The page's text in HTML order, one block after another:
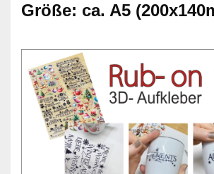
Größe: ca. A5